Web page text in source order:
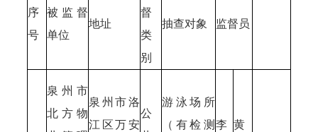
序
号
被监督
单位
地址
督
类
别
抽查对象 监督员
泉州市
北方物
泉州市洛
江区万安
公
游泳场所
（有检测 李 黄